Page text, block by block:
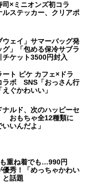
司×ミニオンズ初コラ
ステッカー、クリアポ
ウェイ」サマーバッグ発
」「包める保冷サブラ
ケット3500円封入
ート ピケ カフェ×ドラ
ラボ SNS「おっさん行
ぐかわいい」
ナルド、次のハッピーセ
おもちゃ全12種類に
いんだよ」
も重ね着でも…990円
優秀！「めっちゃかわい
と話題